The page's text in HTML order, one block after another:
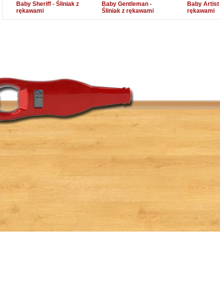
Baby Sheriff - Śliniak z
rękawami
Baby Gentleman -
Śliniak z rękawami
Baby Artist
rękawami